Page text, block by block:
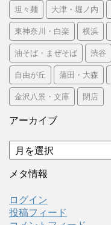
坦々麺 大津・堀ノ内
東神奈川・白楽 横浜
油そば・まぜそば 渋谷
自由が丘 蒲田・大森
金沢八景・文庫 閉店
アーカイブ
ア
ー
カ
ブ
メタ情報
ログイン
投稿フィード